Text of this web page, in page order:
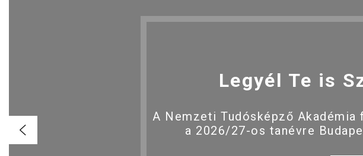
Legyél Te is
A Nemzeti Tudósképző
a 2026/27-os tanévre